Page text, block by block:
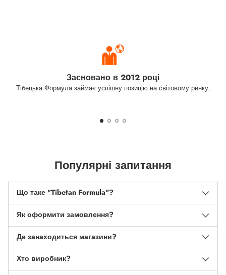
Засновано в 2012 році
Тібецька Формула займає успішну позицію на світовому ринку.
Популярні запитання
Що таке "Tibetan Formula"?
Як оформити замовлення?
Де занаходиться магазини?
Хто виробник?